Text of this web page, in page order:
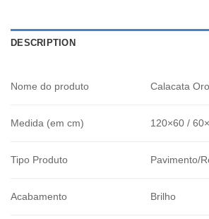
DESCRIPTION
Nome do produto Calacata Oro
Medida (em cm) 120×60 /
Tipo Produto Pavimento/
Acabamento Brilho